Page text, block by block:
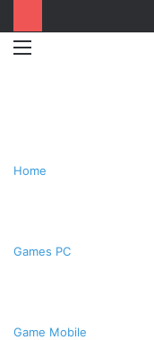
Home
Games PC
Game Mobile